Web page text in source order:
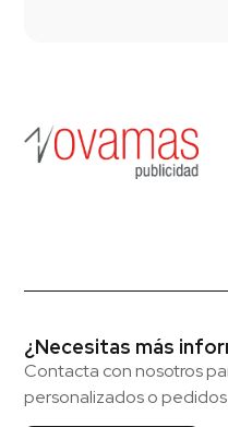
¿Necesitas más
Contacta con nosotros
personalizados o